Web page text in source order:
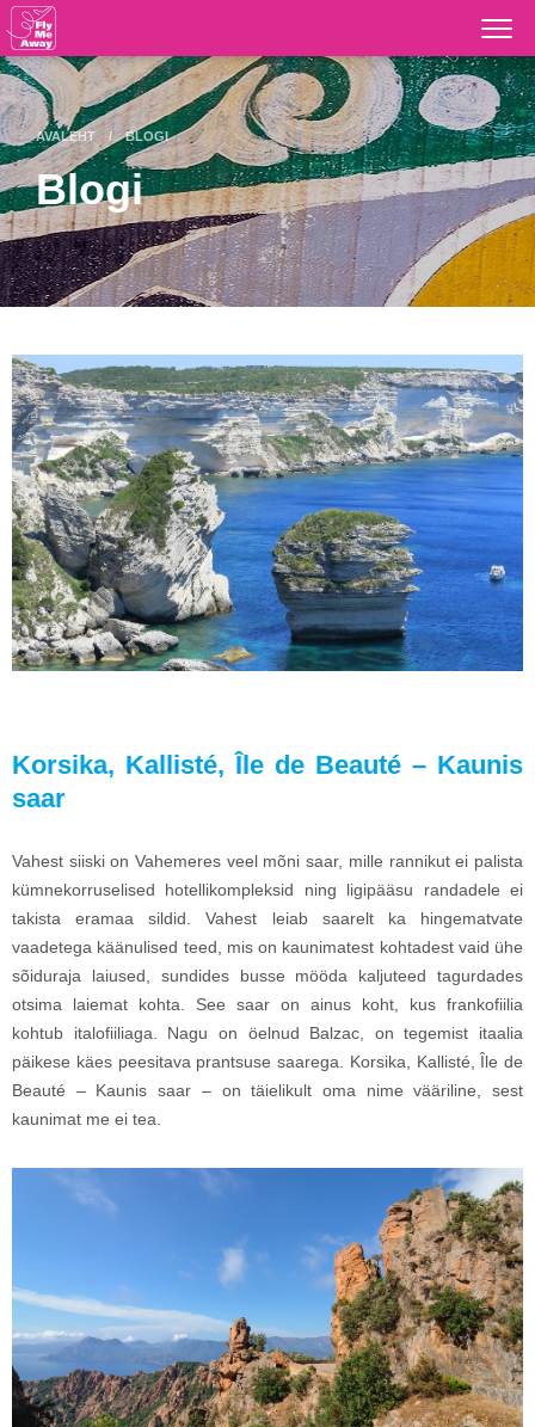
Otse
põhisisu
juurde
AVALEHT BLOGI
Blogi
Korsika, Kallisté, Île de Beauté – Kaunis
saar
Vahest siiski on Vahemeres veel mõni saar, mille rannikut ei palista
kümnekorruselised hotellikompleksid ning ligipääsu randadele ei
takista eramaa sildid. Vahest leiab saarelt ka hingematvate
vaadetega käänulised teed, mis on kaunimatest kohtadest vaid ühe
sõiduraja laiused, sundides busse mööda kaljuteed tagurdades
otsima laiemat kohta. See saar on ainus koht, kus frankofiilia
kohtub italofiiliaga. Nagu on öelnud Balzac, on tegemist itaalia
päikese käes peesitava prantsuse saarega. Korsika, Kallisté, Île de
Beauté – Kaunis saar – on täielikult oma nime vääriline, sest
kaunimat me ei tea.